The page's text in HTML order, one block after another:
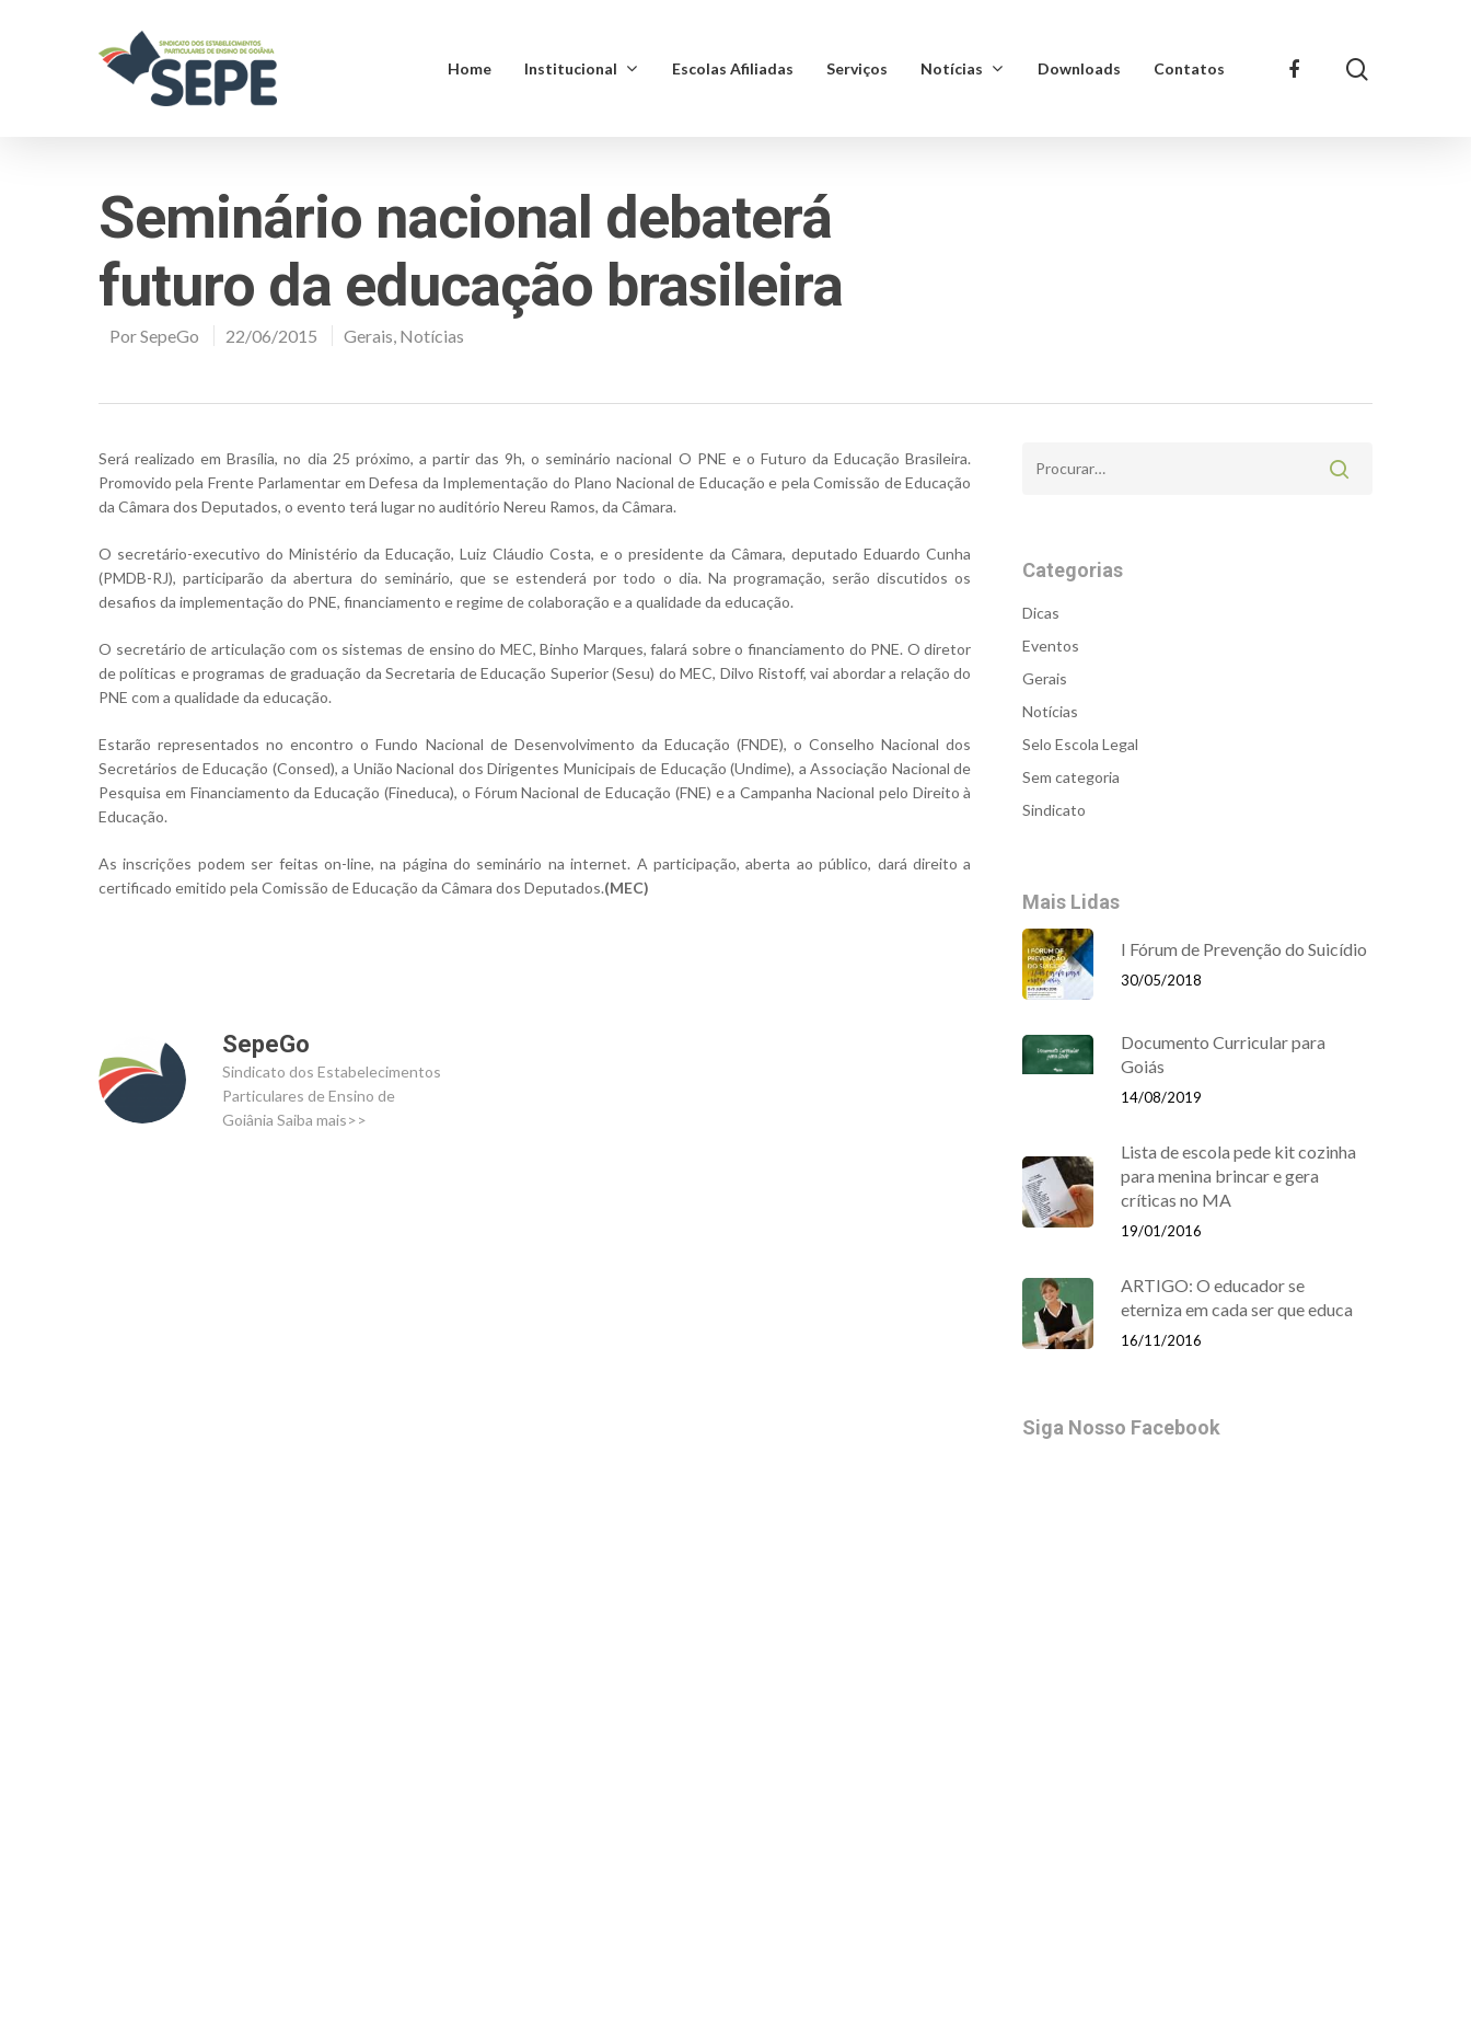
Aperte Enter para procurar ou ESC para fechar
Home Institucional Escolas Afiliadas Serviços Notícias Downloads Contatos
Seminário nacional debaterá
futuro da educação brasileira
PorSepeGo 22/06/2015 Gerais, Notícias
Será realizado em Brasília, no dia 25 próximo, a partir das 9h, o seminário nacional O PNE e o Futuro da Educação Brasileira.
Promovido pela Frente Parlamentar em Defesa da Implementação do Plano Nacional de Educação e pela Comissão de Educação
da Câmara dos Deputados, o evento terá lugar no auditório Nereu Ramos, da Câmara.
O secretário-executivo do Ministério da Educação, Luiz Cláudio Costa, e o presidente da Câmara, deputado Eduardo Cunha
(PMDB-RJ), participarão da abertura do seminário, que se estenderá por todo o dia. Na programação, serão discutidos os
desafios da implementação do PNE, financiamento e regime de colaboração e a qualidade da educação.
O secretário de articulação com os sistemas de ensino do MEC, Binho Marques, falará sobre o financiamento do PNE. O diretor
de políticas e programas de graduação da Secretaria de Educação Superior (Sesu) do MEC, Dilvo Ristoff, vai abordar a relação do
PNE com a qualidade da educação.
Estarão representados no encontro o Fundo Nacional de Desenvolvimento da Educação (FNDE), o Conselho Nacional dos
Secretários de Educação (Consed), a União Nacional dos Dirigentes Municipais de Educação (Undime), a Associação Nacional de
Pesquisa em Financiamento da Educação (Fineduca), o Fórum Nacional de Educação (FNE) e a Campanha Nacional pelo Direito à
Educação.
As inscrições podem ser feitas on-line, na página do seminário na internet. A participação, aberta ao público, dará direito a
certificado emitido pela Comissão de Educação da Câmara dos Deputados.(MEC)
SepeGo
Sindicato dos Estabelecimentos
Particulares de Ensino de
Goiânia Saiba mais>>
Categorias
Dicas
Eventos
Gerais
Notícias
Selo Escola Legal
Sem categoria
Sindicato
Mais Lidas
I Fórum de Prevenção do Suicídio
30/05/2018
Documento Curricular para
Goiás
14/08/2019
Lista de escola pede kit cozinha
para menina brincar e gera
críticas no MA
19/01/2016
ARTIGO: O educador se
eterniza em cada ser que educa
16/11/2016
Siga Nosso Facebook